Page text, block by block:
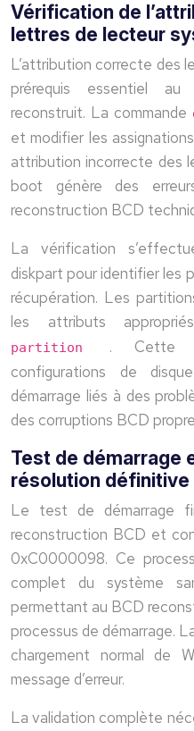
Vérification de
lettres de lecteur
L’attribution correcte des
prérequis essentiel
reconstruit. La commande
et modifier les
attribution incorrecte des
boot génère des
reconstruction BCD
La vérification
diskpart pour identifier les
récupération. Les
les attributs
partition . Cette
configurations de
démarrage liés à des
des corruptions BCD
Test de démarrage
résolution définitive
Le test de démarrage
reconstruction BCD et
0xC0000098. Ce
complet du système
permettant au BCD
processus de démarrage.
chargement normal de
message d’erreur.
La validation complète